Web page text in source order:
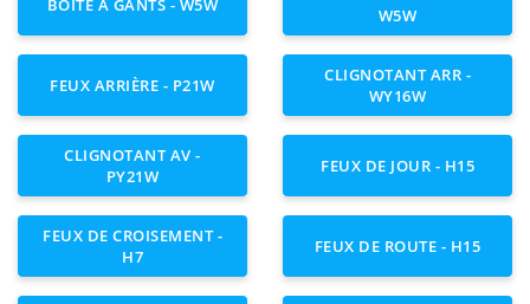
BOÎTE À GANTS - W5W
W5W
FEUX ARRIÈRE - P21W
CLIGNOTANT ARR -
WY16W
CLIGNOTANT AV -
PY21W
FEUX DE JOUR - H15
FEUX DE CROISEMENT -
H7
FEUX DE ROUTE - H15